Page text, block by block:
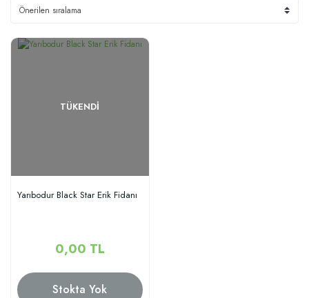
TÜKENDI
Yarıbodur Black Star Erik Fidanı
0,00 TL
Stokta Yok